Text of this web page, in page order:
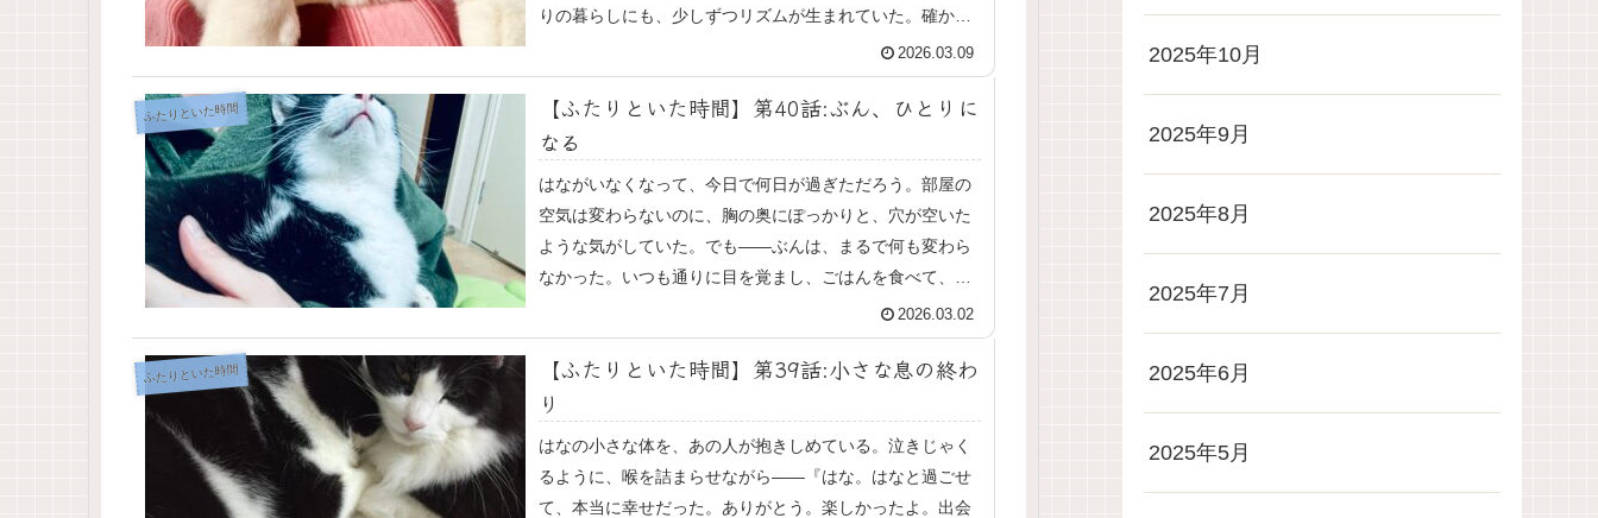
りの暮らしにも、少しずつリズムが生まれていた。確か
2026.03.09
ふたりといた時間
【ふたりといた時間】第40話:ぶん、ひとりに
なる
はながいなくなって、今日で何日が過ぎただろう。部屋の
空気は変わらないのに、胸の奥にぽっかりと、穴が空いた
ような気がしていた。でも——ぶんは、まるで何も変わら
なかった。いつも通りに目を覚まし、ごはんを食べて、毛
2026.03.02
ふたりといた時間
【ふたりといた時間】第39話:小さな息の終わ
り
はなの小さな体を、あの人が抱きしめている。泣きじゃく
るように、喉を詰まらせながら——『はな。はなと過ごせ
て、本当に幸せだった。ありがとう。楽しかったよ。出会
2025年10月
2025年9月
2025年8月
2025年7月
2025年6月
2025年5月